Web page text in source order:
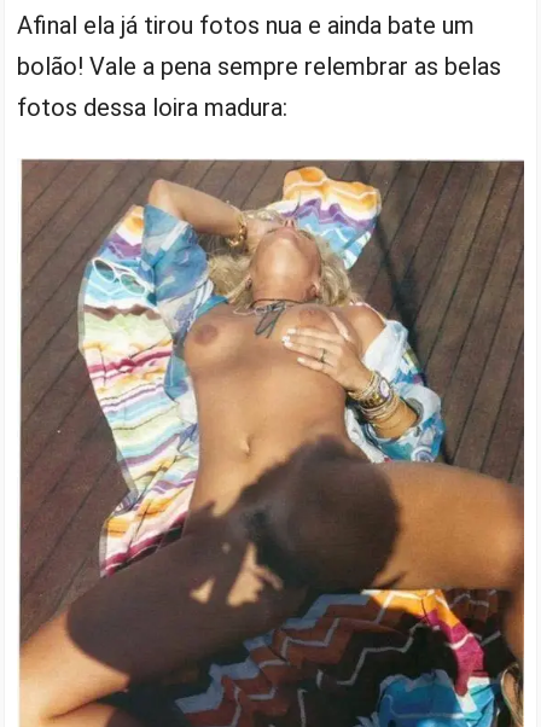
Afinal ela já tirou fotos nua e ainda bate um
bolão! Vale a pena sempre relembrar as belas
fotos dessa loira madura: